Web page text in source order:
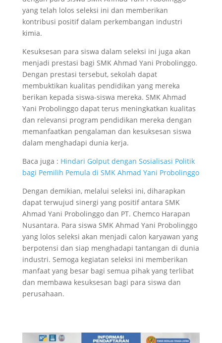
yang telah lolos seleksi ini dan memberikan
kontribusi positif dalam perkembangan industri
kimia.
Kesuksesan para siswa dalam seleksi ini juga akan
menjadi prestasi bagi SMK Ahmad Yani Probolinggo.
Dengan prestasi tersebut, sekolah dapat
membuktikan kualitas pendidikan yang mereka
berikan kepada siswa-siswa mereka. SMK Ahmad
Yani Probolinggo dapat terus meningkatkan kualitas
dan relevansi program pendidikan mereka dengan
memanfaatkan pengalaman dan kesuksesan siswa
dalam menghadapi dunia kerja.
Baca juga : Hindari Golput dengan Sosialisasi Politik
bagi Pemilih Pemula di SMK Ahmad Yani Probolinggo
Dengan demikian, melalui seleksi ini, diharapkan
dapat terwujud sinergi yang positif antara SMK
Ahmad Yani Probolinggo dan PT. Chemco Harapan
Nusantara. Para siswa SMK Ahmad Yani Probolinggo
yang lolos seleksi akan menjadi calon karyawan yang
berpotensi dan siap menghadapi tantangan di dunia
industri. Semoga kegiatan seleksi ini memberikan
manfaat yang besar bagi semua pihak yang terlibat
dan membawa kesuksesan bagi para siswa dan
perusahaan.